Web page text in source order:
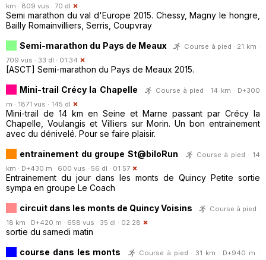
km · 809 vus · 70 dl
Semi marathon du val d'Europe 2015. Chessy, Magny le hongre,
Bailly Romainvilliers, Serris, Coupvray
Semi-marathon du Pays de Meaux
Course à pied · 21 km ·
709 vus · 33 dl · 01:34
[ASCT] Semi-marathon du Pays de Meaux 2015.
Mini-trail Crécy la Chapelle
Course à pied · 14 km · D+300
m · 1871 vus · 145 dl
Mini-trail de 14 km en Seine et Marne passant par Crécy la
Chapelle, Voulangis et Villiers sur Morin. Un bon entrainement
avec du dénivelé. Pour se faire plaisir.
entrainement du groupe St@biloRun
Course à pied · 14
km · D+430 m · 600 vus · 56 dl · 01:57
Entrainement du jour dans les monts de Quincy Petite sortie
sympa en groupe Le Coach
circuit dans les monts de Quincy Voisins
Course à pied ·
18 km · D+420 m · 658 vus · 35 dl · 02:28
sortie du samedi matin
course dans les monts
Course à pied · 31 km · D+940 m ·